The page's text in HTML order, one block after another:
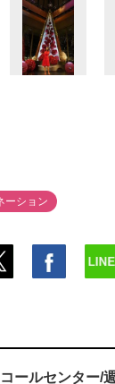
ーション
ールセンター/